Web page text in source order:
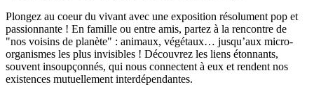
Plongez au coeur du vivant avec une exposition résolument pop et
passionnante ! En famille ou entre amis, partez à la rencontre de
"nos voisins de planète" : animaux, végétaux… jusqu’aux micro-
organismes les plus invisibles ! Découvrez les liens étonnants,
souvent insoupçonnés, qui nous connectent à eux et rendent nos
existences mutuellement interdépendantes.